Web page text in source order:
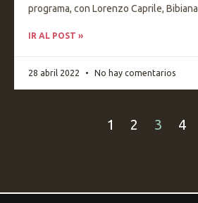
programa, con Lorenzo Caprile, Bibiana
IR AL POST »
28 abril 2022 No hay comentarios
1 2 3 4